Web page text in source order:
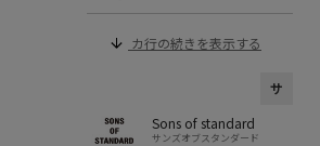
カ行の続きを表示する
サ
Sons of standard
サンズオブスタンダード